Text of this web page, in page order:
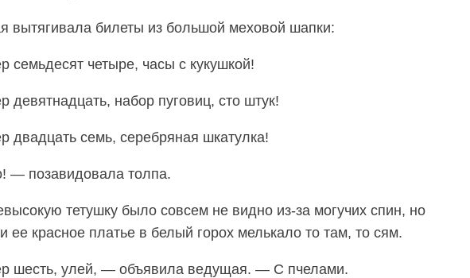
вытягивала билеты из большой меховой шапки:
семьдесят четыре, часы с кукушкой!
набор пуговиц, сто штук!
двадцать семь, серебряная шкатулка!
— позавидовала толпа.
тетушку было совсем не видно из-за могучих спин, но
ее красное платье в белый горох мелькало то там, то сям.
шесть, улей, — объявила ведущая. — С пчелами.